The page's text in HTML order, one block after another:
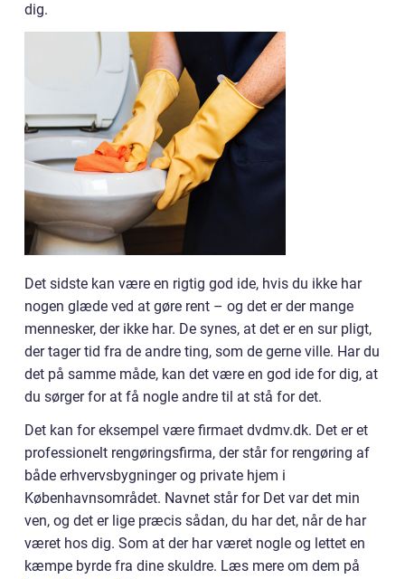
dig.
Det sidste kan være en rigtig god ide, hvis du ikke har
nogen glæde ved at gøre rent – og det er der mange
mennesker, der ikke har. De synes, at det er en sur pligt,
der tager tid fra de andre ting, som de gerne ville. Har du
det på samme måde, kan det være en god ide for dig, at
du sørger for at få nogle andre til at stå for det.
Det kan for eksempel være firmaet dvdmv.dk. Det er et
professionelt rengøringsfirma, der står for rengøring af
både erhvervsbygninger og private hjem i
Københavnsområdet. Navnet står for Det var det min
ven, og det er lige præcis sådan, du har det, når de har
været hos dig. Som at der har været nogle og lettet en
kæmpe byrde fra dine skuldre. Læs mere om dem på